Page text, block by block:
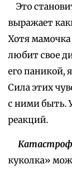
Это
выражает
Хотя
любит свое
его паникой,
Сила этих
с ними быть.
реакций.
куколка»